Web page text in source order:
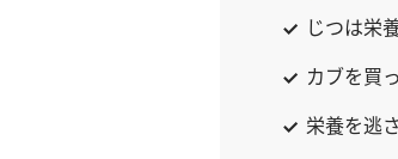
じつは栄
カブを買
栄養を逃